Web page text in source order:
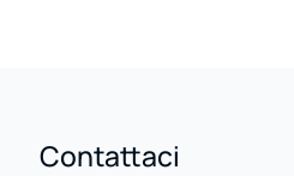
Contattaci